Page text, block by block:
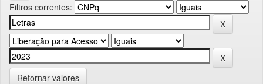
Filtros correntes:
Retornar valores